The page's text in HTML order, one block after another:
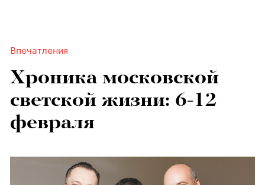
Впечатления
Хроника московской
светской жизни: 6-12
февраля